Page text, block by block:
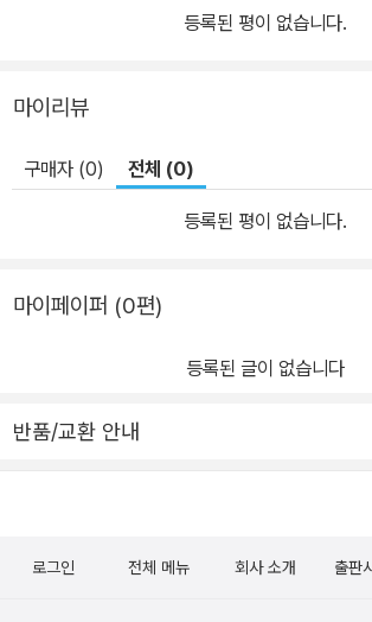
등록된 평이 없습니다.
마이리뷰
구매자 (0) 전체 (0)
등록된 평이 없습니다.
마이페이퍼 (0편)
등록된 글이 없습니다
반품/교환 안내
로그인 전체 메뉴 회사 소개 출판